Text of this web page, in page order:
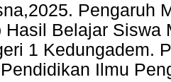
Pengaruh
Hasil Belajar
1 Kedungadem.
Ilmu